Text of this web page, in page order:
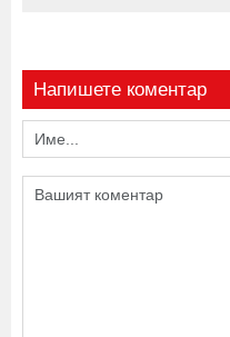
Напишете коментар